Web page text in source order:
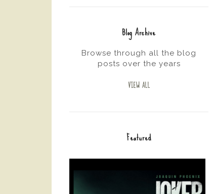
Blog Archive
Browse through all the blog
posts over the years
VIEW ALL
Featured